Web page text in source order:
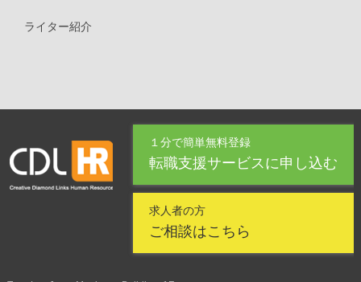
ライター紹介
１分で簡単無料登録
転職支援サービスに申し込む
求人者の方
ご相談はこちら